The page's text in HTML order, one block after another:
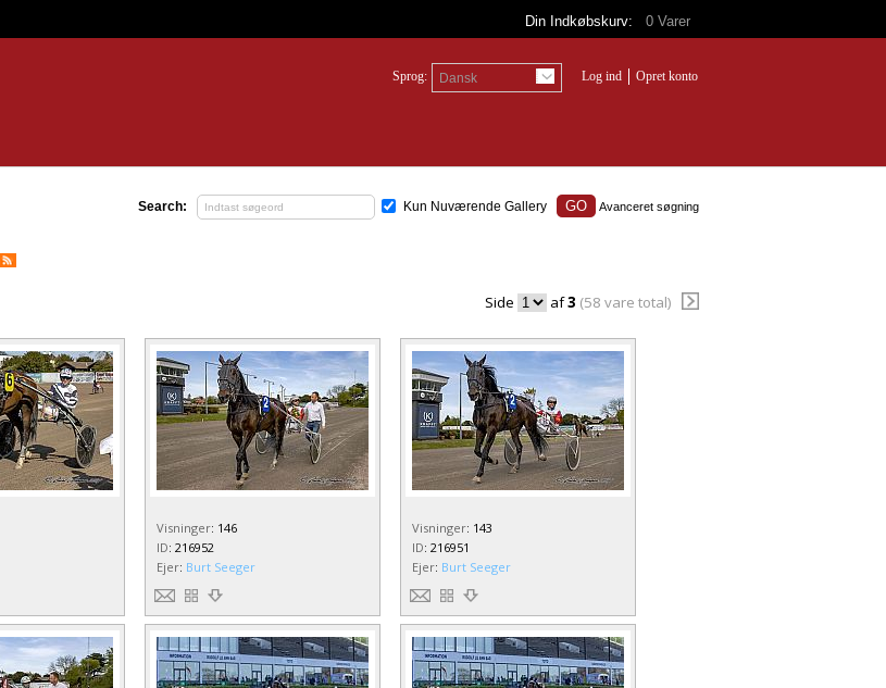
Din Indkøbskurv: 0 Varer
Dansk
Sprog: Log ind Opret konto
Search: Kun Nuværende Gallery Avanceret søgning
Side af3 (58 vare total)
Visninger: 146
ID: 216952
Ejer: Burt Seeger
Visninger: 143
ID: 216951
Ejer: Burt Seeger